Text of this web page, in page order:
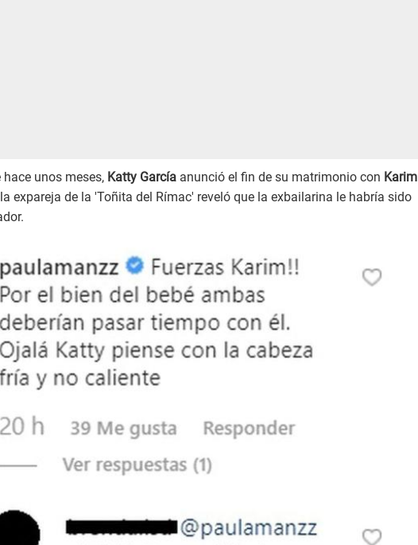
hace unos meses, Katty García anunció el fin de su matrimonio con Karim
expareja de la 'Toñita del Rímac' reveló que la exbailarina le habría sido